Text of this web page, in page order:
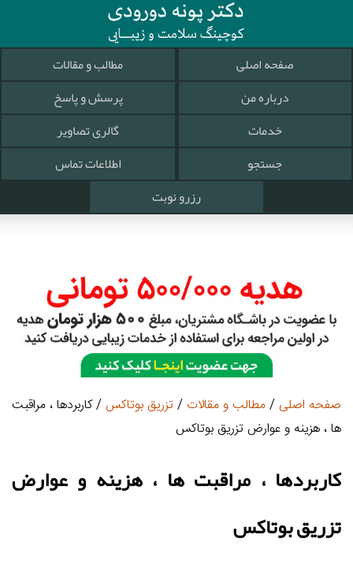
صفحه اصلی
مطالب و مقالات
درباره من
پرسش و پاسخ
خدمات
گالری تصاویر
جستجو
اطلاعات تماس
رزرو نوبت
صفحه اصلی / مطالب و مقالات / تزریق بوتاکس / کاربردها ، مراقبت
ها ، هزینه و عوارض تزریق بوتاکس
کاربردها ، مراقبت ها ، هزینه و عوارض
تزریق بوتاکس